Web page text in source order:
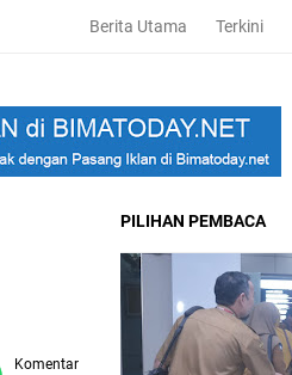
Berita Utama Terkini
Komentar
PILIHAN PEMBACA